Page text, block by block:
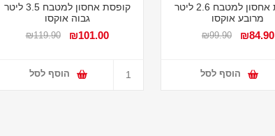
קופסת אחסון למטבח 2.6 ליטר
מרובע אוקסו
₪84.90
₪99.90
הוסף לסל
קופסת אחסון למטבח 3.5 ליטר
גבוה אוקסו
₪101.00
₪119.90
הוסף לסל